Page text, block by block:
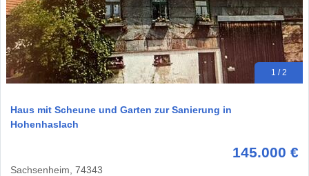
1 / 2
Haus mit Scheune und Garten zur Sanierung in
Hohenhaslach
145.000 €
Sachsenheim, 74343